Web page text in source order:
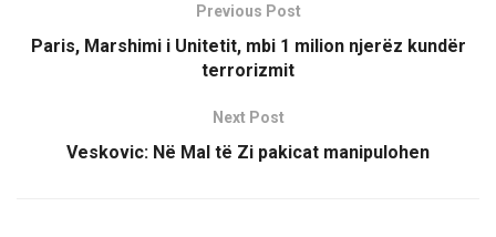
Previous Post
Paris, Marshimi i Unitetit, mbi 1 milion njerëz kundër
terrorizmit
Next Post
Veskovic: Në Mal të Zi pakicat manipulohen